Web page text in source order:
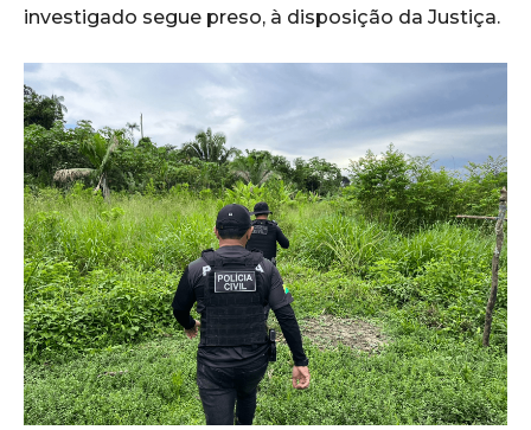
investigado segue preso, à disposição da Justiça.